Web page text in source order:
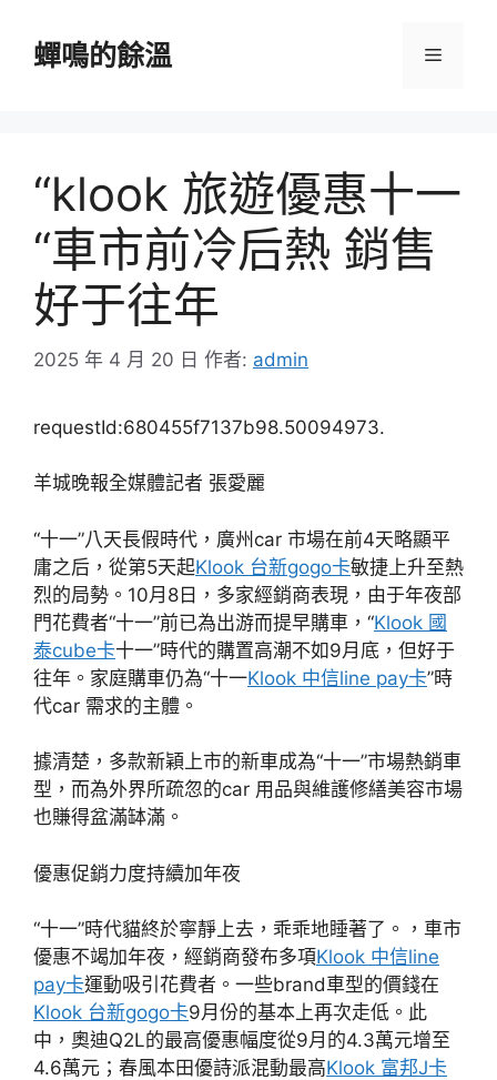
蟬鳴的餘溫 選
“klook 旅遊優惠十一
“車市前冷后熱 銷售
好于往年
2025 年 4 月 20 日 作者: admin
requestId:680455f7137b98.50094973.
羊城晚報全媒體記者 張愛麗
“十一”八天長假時代，廣州car 市場在前4天略顯平
庸之后，從第5天起Klook 台新gogo卡敏捷上升至熱
烈的局勢。10月8日，多家經銷商表現，由于年夜部
門花費者“十一”前已為出游而提早購車，“Klook 國
泰cube卡十一”時代的購置高潮不如9月底，但好于
往年。家庭購車仍為“十一Klook 中信line pay卡”時
代car 需求的主體。
據清楚，多款新穎上市的新車成為“十一”市場熱銷車
型，而為外界所疏忽的car 用品與維護修繕美容市場
也賺得盆滿缽滿。
優惠促銷力度持續加年夜
“十一”時代貓終於寧靜上去，乖乖地睡著了。，車市
優惠不竭加年夜，經銷商發布多項Klook 中信line
pay卡運動吸引花費者。一些brand車型的價錢在
Klook 台新gogo卡9月份的基本上再次走低。此
中，奧迪Q2L的最高優惠幅度從9月的4.3萬元增至
4.6萬元；春風本田優詩派混動最高Klook 富邦J卡